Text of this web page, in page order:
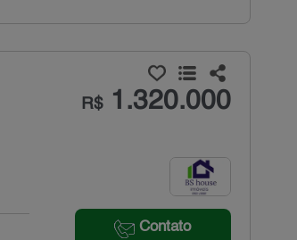
R$1.320.000
Contato